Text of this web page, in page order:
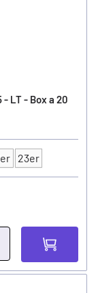
LT - Box a 20
23er